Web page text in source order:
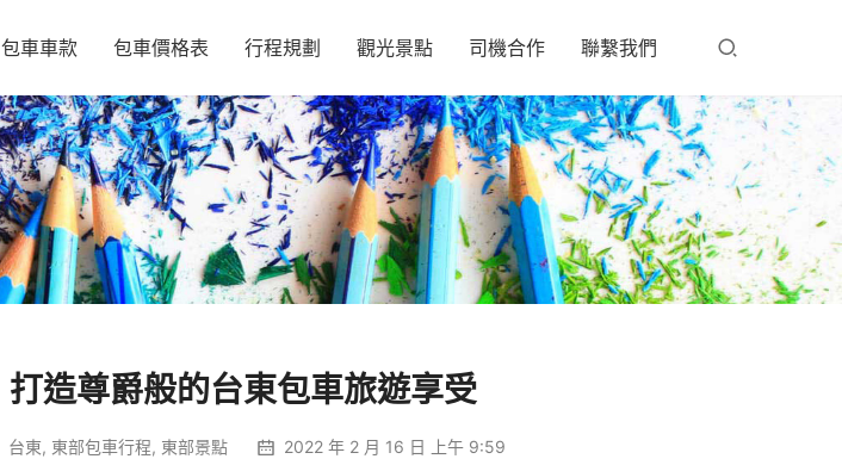
包車車款 包車價格表 行程規劃 觀光景點 司機合作 聯繫我們
打造尊爵般的台東包車旅遊享受
台東, 東部包車行程, 東部景點 2022 年 2 月 16 日 上午 9:59